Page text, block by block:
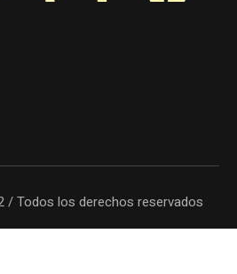
/ Todos los derechos reservados